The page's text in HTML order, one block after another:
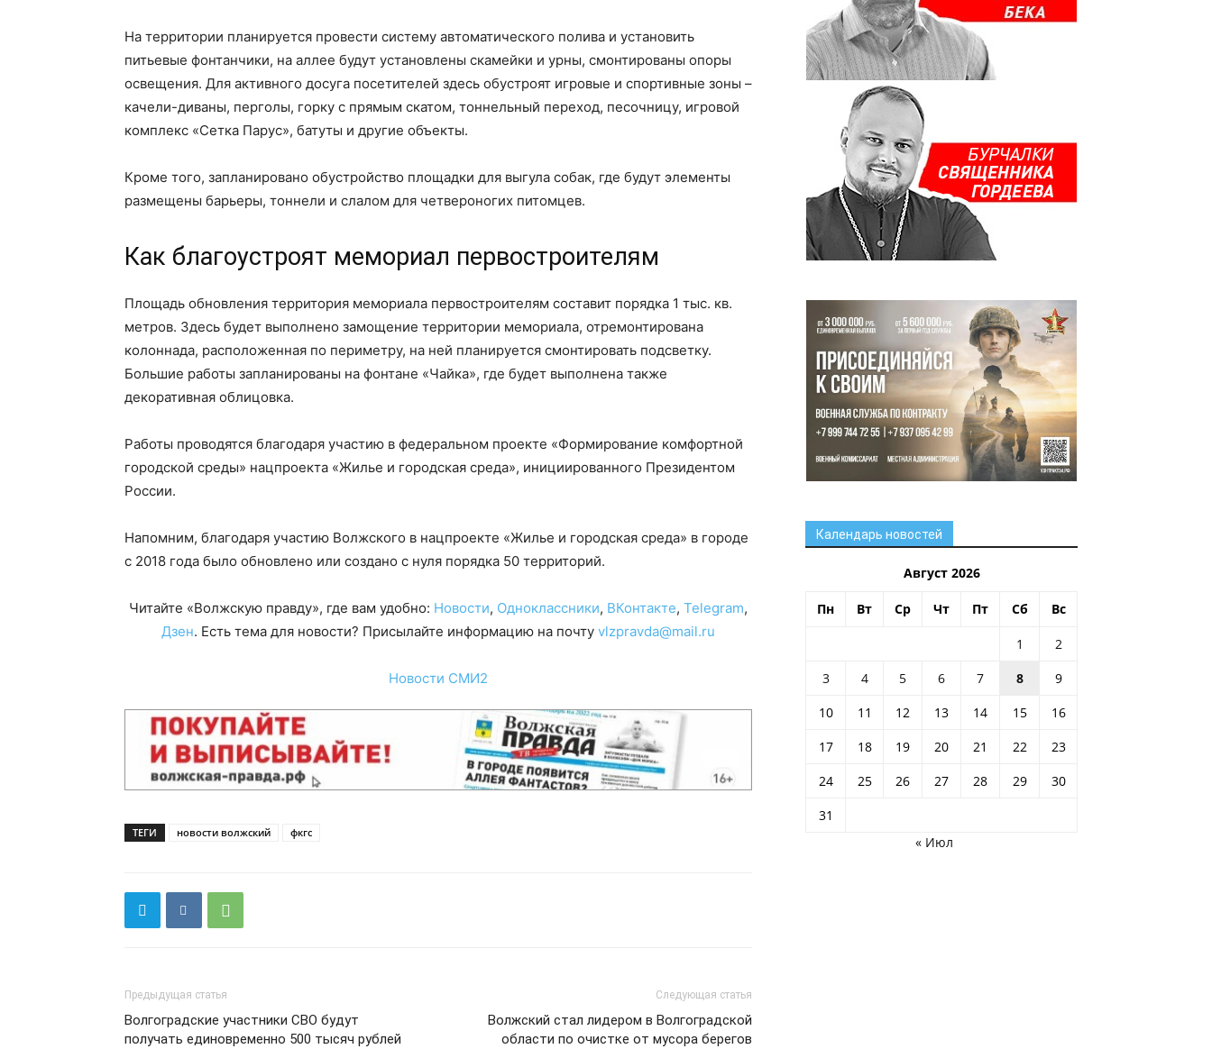
На территории планируется провести систему автоматического полива и установить
питьевые фонтанчики, на аллее будут установлены скамейки и урны, смонтированы опоры
освещения. Для активного досуга посетителей здесь обустроят игровые и спортивные зоны –
качели-диваны, перголы, горку с прямым скатом, тоннельный переход, песочницу, игровой
комплекс «Сетка Парус», батуты и другие объекты.
Кроме того, запланировано обустройство площадки для выгула собак, где будут элементы
размещены барьеры, тоннели и слалом для четвероногих питомцев.
Как благоустроят мемориал первостроителям
Площадь обновления территория мемориала первостроителям составит порядка 1 тыс. кв.
метров. Здесь будет выполнено замощение территории мемориала, отремонтирована
колоннада, расположенная по периметру, на ней планируется смонтировать подсветку.
Большие работы запланированы на фонтане «Чайка», где будет выполнена также
декоративная облицовка.
Работы проводятся благодаря участию в федеральном проекте «Формирование комфортной
городской среды» нацпроекта «Жилье и городская среда», инициированного Президентом
России.
Напомним, благодаря участию Волжского в нацпроекте «Жилье и городская среда» в городе
с 2018 года было обновлено или создано с нуля порядка 50 территорий.
Читайте «Волжскую правду», где вам удобно: Новости, Одноклассники, ВКонтакте, Telegram,
Дзен. Есть тема для новости? Присылайте информацию на почту vlzpravda@mail.ru
Новости СМИ2
ТЕГИ новости волжский фкгс
Предыдущая статья
Волгоградские участники СВО будут
получать единовременно 500 тысяч рублей
Следующая статья
Волжский стал лидером в Волгоградской
области по очистке от мусора берегов
Календарь новостей
Август 2026
Пн Вт Ср Чт Пт Сб Вс
1
2
3
4 5 6 7 8
9
10
11 12 13 14 15
16
17
18 19 20 21 22
23
24
25 26 27 28 29
30
31
« Июл